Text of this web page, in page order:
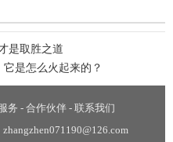
是取胜之道
是怎么火起来的？
务 - 合作伙伴 - 联系我们